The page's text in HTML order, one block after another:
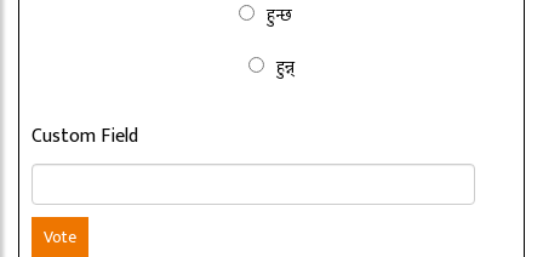
हुन्छ
हुन्न्
Custom Field
Vote